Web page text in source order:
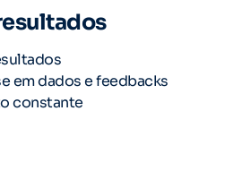
em dados e feedbacks
constante